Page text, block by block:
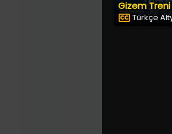
Gizem Treni
Türkçe